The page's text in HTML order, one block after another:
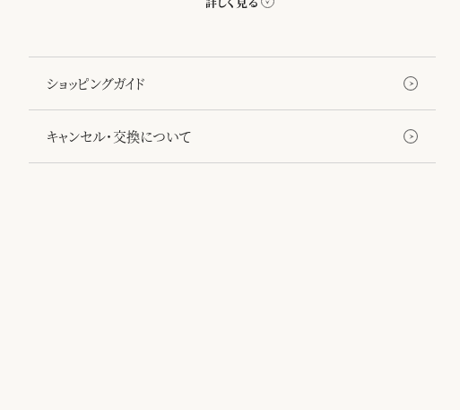
せてくれます。
ショッピングガイド
キャンセル・交換について